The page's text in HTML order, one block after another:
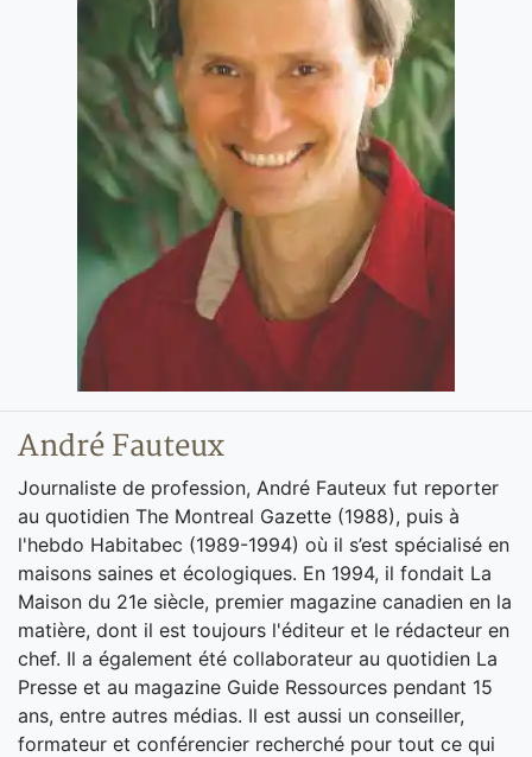
André Fauteux
Journaliste de profession, André Fauteux fut reporter
au quotidien The Montreal Gazette (1988), puis à
l'hebdo Habitabec (1989-1994) où il s’est spécialisé en
maisons saines et écologiques. En 1994, il fondait La
Maison du 21e siècle, premier magazine canadien en la
matière, dont il est toujours l'éditeur et le rédacteur en
chef. Il a également été collaborateur au quotidien La
Presse et au magazine Guide Ressources pendant 15
ans, entre autres médias. Il est aussi un conseiller,
formateur et conférencier recherché pour tout ce qui